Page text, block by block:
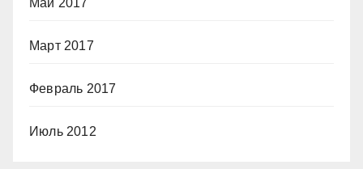
Март 2017
Февраль 2017
Июль 2012